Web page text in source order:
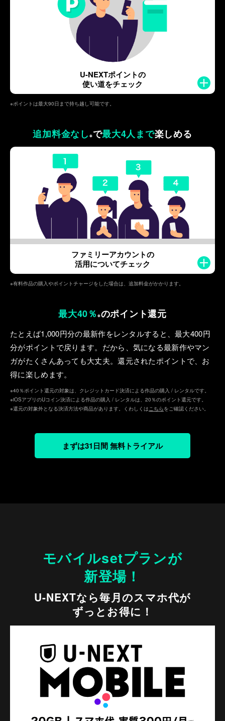
U-NEXTポイントの
使い道をチェック
※ポイントは最大90日まで持ち越し可能です。
追加料金なし ※で最大4人まで楽しめる
ファミリーアカウントの
活用についてチェック
※有料作品の購入やポイントチャージをした場合は、追加料金がかかります。
最大40％ ※のポイント還元
たとえば1,000円分の最新作をレンタルすると、最⼤400円
分がポイントで戻ります。だから、気になる最新作やマン
ガがたくさんあっても⼤丈夫。還元されたポイントで、お
得に楽しめます。
※40％ポイント還元の対象は、クレジットカード決済による作品の購入 / レンタルです。
※iOSアプリのUコイン決済による作品の購入 / レンタルは、20％のポイント還元です。
※還元の対象外となる決済方法や商品があります。くわしくはこちらをご確認ください。
まずは31日間 無料トライアル
モバイルsetプランが
新登場！
U-NEXTなら毎月のスマホ代が
ずっとお得に！